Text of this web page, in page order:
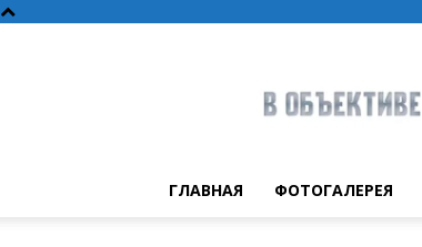
объективе
ГЛАВНАЯ ФОТОГАЛЕРЕЯ